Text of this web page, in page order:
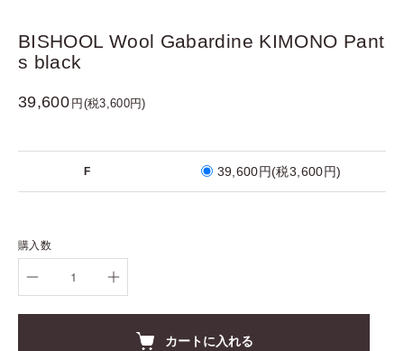
BISHOOL Wool Gabardine KIMONO Pant
s black
39,600 円(税3,600円)
F 39,600円(税3,600円)
購入数
カートに入れる